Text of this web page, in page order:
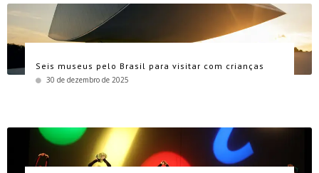
Seis museus pelo Brasil para visitar com crianças
30 de dezembro de 2025